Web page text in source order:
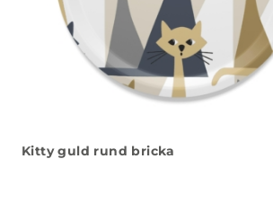
Kitty guld rund bricka